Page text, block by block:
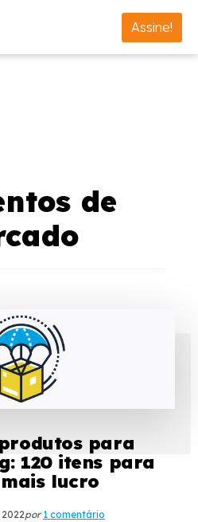
Assine!
de
para
120 itens para
lucro
por 1 comentário